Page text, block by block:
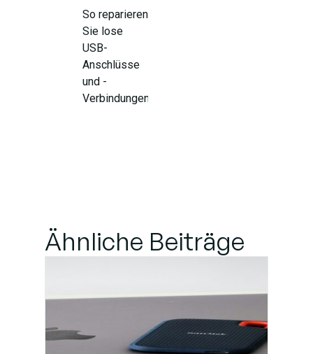
So reparieren
Sie lose
USB-
Anschlüsse
und -
Verbindungen
Ähnliche Beiträge